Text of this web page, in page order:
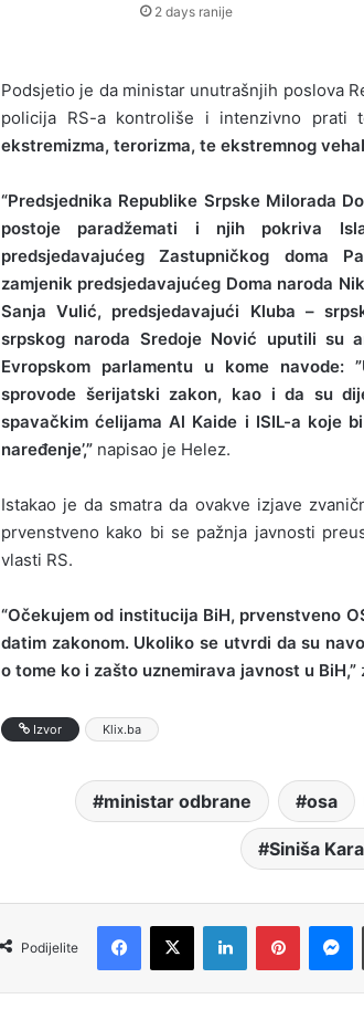
2 days ranije
Podsjetio je da ministar unutrašnjih poslova
policija RS-a kontroliše i intenzivno prati
ekstremizma, terorizma, te ekstremnog
“Predsjednika Republike Srpske Milorada
postoje paradžemati i njih pokriva
predsjedavajućeg Zastupničkog doma
zamjenik predsjedavajućeg Doma naroda
Sanja Vulić, predsjedavajući Kluba –
srpskog naroda Sredoje Nović uputili su
Evropskom parlamentu u kome navode:
sprovode šerijatski zakon, kao i da su
spavačkim ćelijama Al Kaide i ISIL-a koje
naređenje’,” napisao je Helez.
Istakao je da smatra da ovakve izjave
prvenstveno kako bi se pažnja javnosti
vlasti RS.
“Očekujem od institucija BiH, prvenstveno
datim zakonom. Ukoliko se utvrdi da su
o tome ko i zašto uznemirava javnost u BiH,”
Izvor Klix.ba
ministar odbrane osa
Siniša
Podijelite